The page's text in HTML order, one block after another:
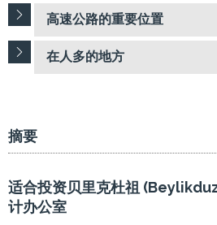
高速公路的重要位置
在人多的地方
摘要
适合投资贝里克杜祖
计办公室